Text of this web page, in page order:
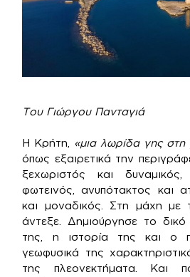
Του Γιώργου Πανταγιά
Η Κρήτη, «μια λωρίδα γης
όπως εξαιρετικά την
ξεχωριστός και δυναμικός,
φωτεινός, ανυπότακτος και
και μοναδικός. Στη μάχη
άντεξε. Δημιούργησε το
της, η ιστορία της και ο
γεωφυσικά της
της πλεονεκτήματα. Και